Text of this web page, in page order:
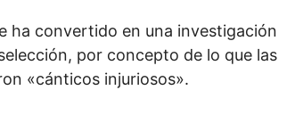
ha convertido en una investigación
por concepto de lo que las
«cánticos injuriosos».